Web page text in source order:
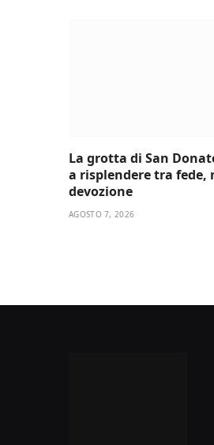
La grotta di San
a risplendere tra fede,
devozione
AGOSTO 7, 2026